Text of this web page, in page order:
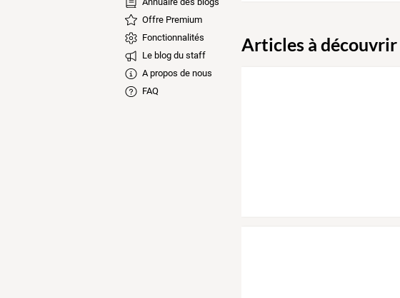
Offre Premium
Fonctionnalités
Le blog du staff
A propos de nous
FAQ
Articles à découvrir